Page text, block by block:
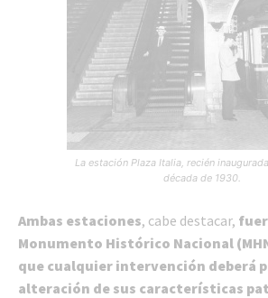
La estación Plaza Italia, recién
década de 1930.
Ambas estaciones, cabe destacar,
Monumento Histórico Nacional
que cualquier intervención deberá
alteración de sus características